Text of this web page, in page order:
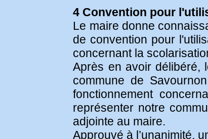
4 Convention pour
Le maire donne
de convention pour
concernant la
Après en avoir délibéré,
commune de
fonctionnement
représenter notre
adjointe au maire.
Approuvé à l’unanimité,